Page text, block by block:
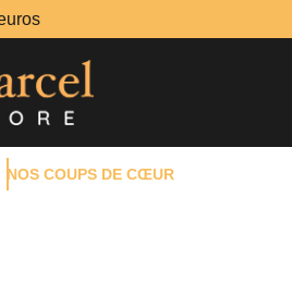
NOS COUPS DE CŒUR